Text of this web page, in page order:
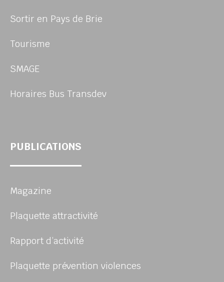
Sortir en Pays de Brie
Tourisme
SMAGE
Horaires Bus Transdev
PUBLICATIONS
Magazine
Plaquette attractivité
Rapport d’activité
Plaquette prévention violences